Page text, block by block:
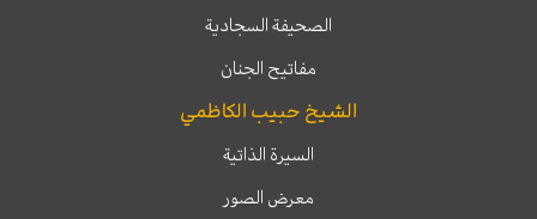
الصحيفة السجادية
مفاتيح الجنان
الشيخ حبيب الكاظمي
السيرة الذاتية
معرض الصور